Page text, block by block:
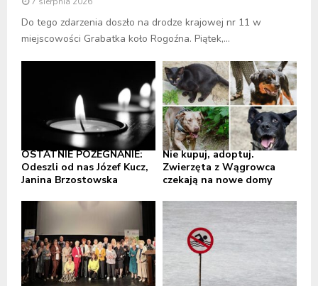
Do tego zdarzenia doszło na drodze krajowej nr 11 w
miejscowości Grabatka koło Rogoźna. Piątek,...
OSTATNIE POŻEGNANIE:
Odeszli od nas Józef Kucz,
Janina Brzostowska
Nie kupuj, adoptuj.
Zwierzęta z Wągrowca
czekają na nowe domy